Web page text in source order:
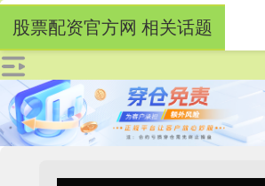
股票配资官方网 相关话题